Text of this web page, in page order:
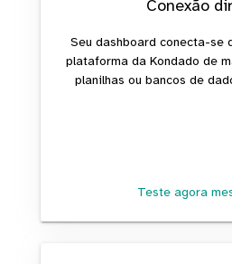
Conexão
Seu dashboard conecta-se
plataforma da Kondado de
planilhas ou bancos de
Teste agora